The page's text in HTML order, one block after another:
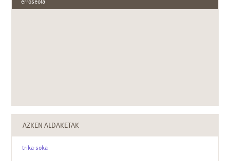
erroseola
AZKEN ALDAKETAK
trika-soka